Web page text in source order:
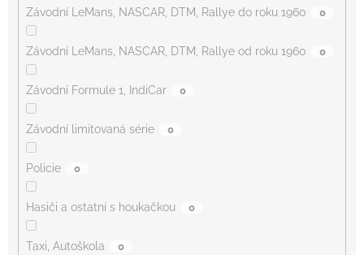
Závodní LeMans, NASCAR, DTM, Rallye do roku 1960 0
Závodní LeMans, NASCAR, DTM, Rallye od roku 1960 0
Závodní Formule 1, IndiCar 0
Závodní limitovaná série 0
Policie 0
Hasiči a ostatní s houkačkou 0
Taxi, Autoškola 0